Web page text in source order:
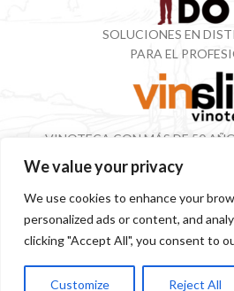
We value your privacy
We use cookies to enhance your
personalized ads or content, and
clicking "Accept All", you consent to
Customize Reject All
SOLUCIONES EN
PARA EL
VINOTECA CON MÁS DE 50
EN VINOS Y
SITEMAPPOLÍTICA PRIVACIDAD